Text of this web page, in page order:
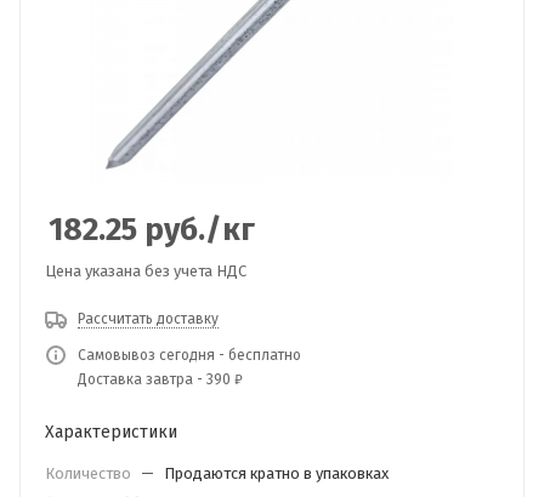
182.25 руб./кг
Цена указана без учета НДС
Рассчитать доставку
Самовывоз сегодня - бесплатно
Доставка завтра - 390 ₽
Характеристики
Количество —
Продаются кратно в упаковках